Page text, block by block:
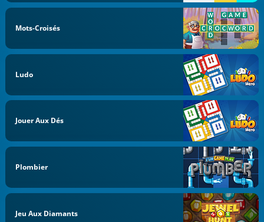
Mots-Croisés
Ludo
Jouer Aux Dés
Plombier
Jeu Aux Diamants